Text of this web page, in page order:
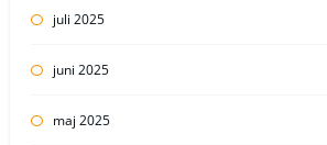
juli 2025
juni 2025
maj 2025